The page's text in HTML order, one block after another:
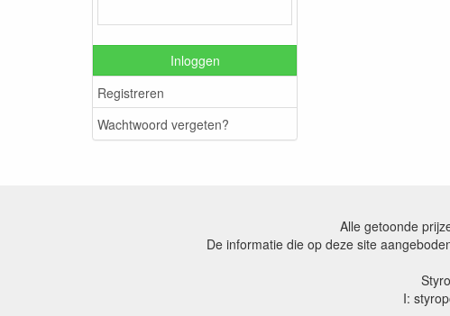
Inloggen
Registreren
Wachtwoord vergeten?
Alle getoonde
De informatie die op deze site
I: